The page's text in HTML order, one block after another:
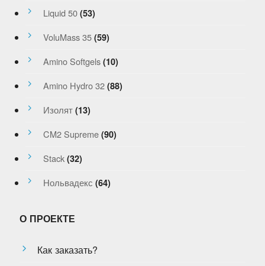
Liquid 50 (53)
VoluMass 35 (59)
Amino Softgels (10)
Amino Hydro 32 (88)
Изолят (13)
CM2 Supreme (90)
Stack (32)
Нольвадекс (64)
О ПРОЕКТЕ
Как заказать?